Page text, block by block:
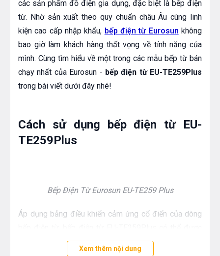
các sản phẩm đồ điện gia dụng, đặc biệt là bếp điện
từ. Nhờ sản xuất theo quy chuẩn châu Âu cùng linh
kiện cao cấp nhập khẩu, bếp điện từ Eurosun không
bao giờ làm khách hàng thất vọng về tính năng của
mình. Cùng tìm hiểu về một trong các mẫu bếp từ bán
chạy nhất của Eurosun - bếp điện từ EU-TE259Plus
trong bài viết dưới đây nhé!
Cách sử dụng bếp điện từ EU-
TE259Plus
Bếp Điện Từ Eurosun EU-TE259 Plus
Áp dụng bảng điều khiển cảm ứng cổ điển của dòng
điều khiển thông qua việc chạm vào các nút cảm ứng
Xem thêm nội dung